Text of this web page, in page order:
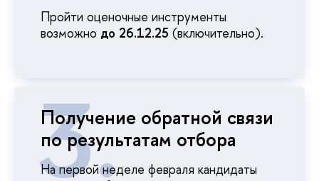
Пройти оценочные инструменты
возможно до 26.12.25 (включительно).
Получение обратной связи
по результатам отбора
На первой неделе февраля кандидаты